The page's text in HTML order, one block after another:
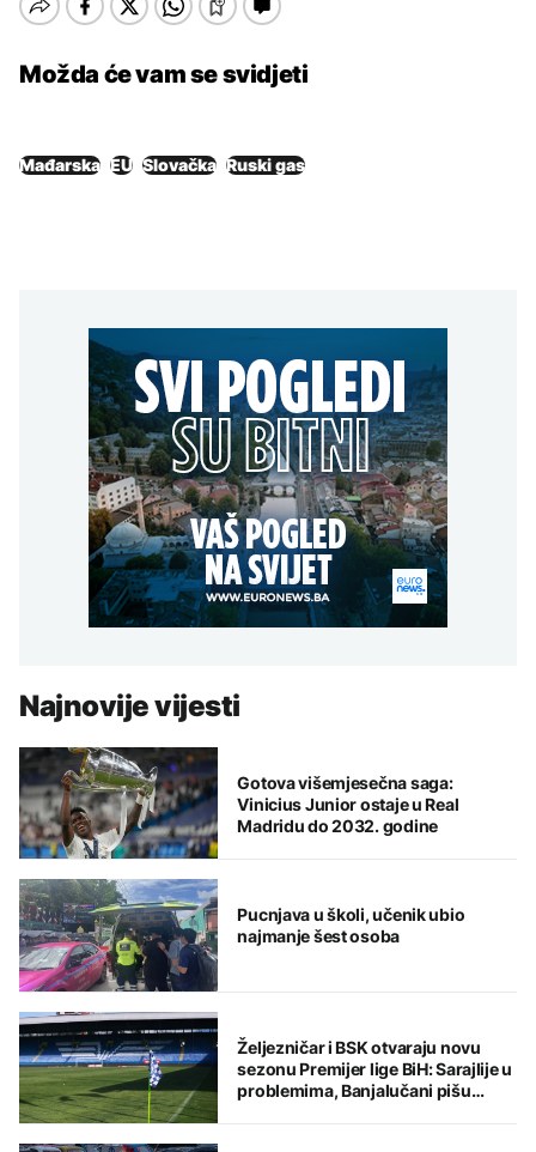
Možda će vam se svidjeti
Mađarska EU Slovačka Ruski gas
Najnovije vijesti
Gotova višemjesečna saga:
Vinicius Junior ostaje u Real
Madridu do 2032. godine
Pucnjava u školi, učenik ubio
najmanje šest osoba
Željezničar i BSK otvaraju novu
sezonu Premijer lige BiH: Sarajlije u
problemima, Banjalučani pišu